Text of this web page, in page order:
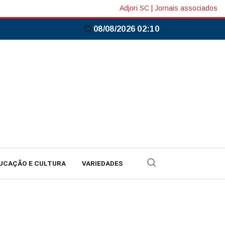
Adjori SC Jornais associados
08/08/2026 02:10
E CULTURA VARIEDADES